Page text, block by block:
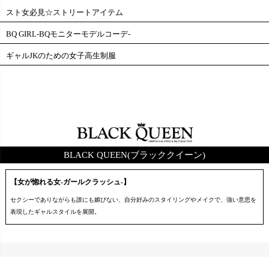
スト女必見☆ストリートアイテム
BQ GIRL-BQモニターモデルコーデ-
ギャルJKのための女子高生制服
BLACK QUEEN(ブラッククイーン)
【女が惚れる女-ガールクラッシュ-】
セクシーでありながらも誰にも媚びない、自分好みのスタイリングやメイクで、強い意思を
表現したギャルスタイルを展開。